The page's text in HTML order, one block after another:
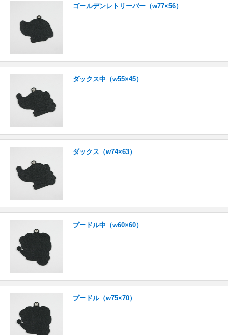
ゴールデンレトリーバー（w77×56）
ダックス中（w55×45）
ダックス（w74×63）
プードル中（w60×60）
プードル（w75×70）